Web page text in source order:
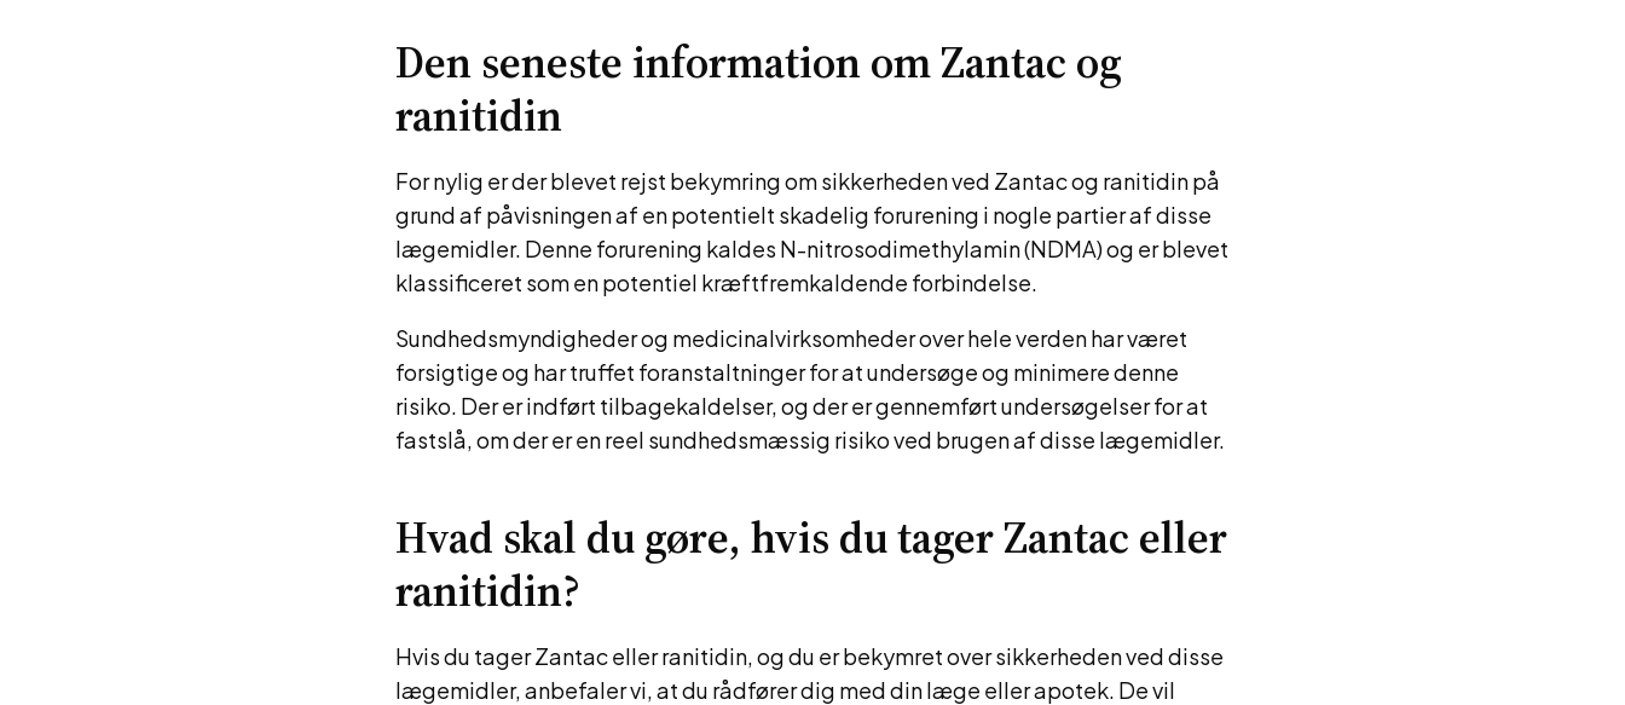
Den seneste information om Zantac og
ranitidin
For nylig er der blevet rejst bekymring om sikkerheden ved Zantac og ranitidin på
grund af påvisningen af ​​en potentielt skadelig forurening i nogle partier af disse
lægemidler. Denne forurening kaldes N-nitrosodimethylamin (NDMA) og er blevet
klassificeret som en potentiel kræftfremkaldende forbindelse.
Sundhedsmyndigheder og medicinalvirksomheder over hele verden har været
forsigtige og har truffet foranstaltninger for at undersøge og minimere denne
risiko. Der er indført tilbagekaldelser, og der er gennemført undersøgelser for at
fastslå, om der er en reel sundhedsmæssig risiko ved brugen af ​​disse lægemidler.
Hvad skal du gøre, hvis du tager Zantac eller
ranitidin?
Hvis du tager Zantac eller ranitidin, og du er bekymret over sikkerheden ved disse
lægemidler, anbefaler vi, at du rådfører dig med din læge eller apotek. De vil